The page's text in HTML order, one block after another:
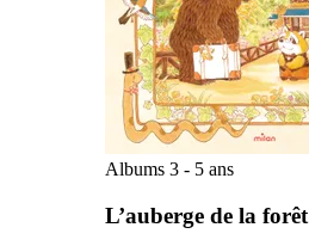
Albums 3 - 5 ans
L’auberge de la forêt